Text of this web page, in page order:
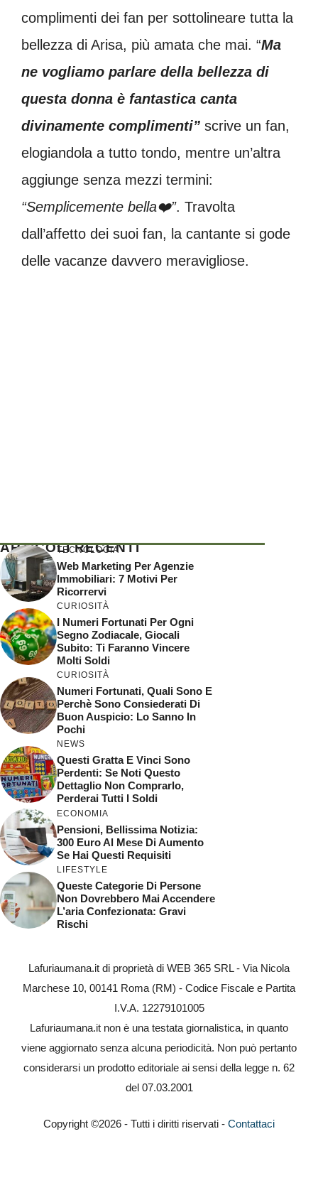
complimenti dei fan per sottolineare tutta la
bellezza di Arisa, più amata che mai. “Ma
ne vogliamo parlare della bellezza di
questa donna è fantastica canta
divinamente complimenti” scrive un fan,
elogiandola a tutto tondo, mentre un’altra
aggiunge senza mezzi termini:
“Semplicemente bella❤️”. Travolta
dall’affetto dei suoi fan, la cantante si gode
delle vacanze davvero meravigliose.
ARTICOLI RECENTI
TECNOLOGIA
Web Marketing Per Agenzie
Immobiliari: 7 Motivi Per
Ricorrervi
CURIOSITÀ
I Numeri Fortunati Per Ogni
Segno Zodiacale, Giocali
Subito: Ti Faranno Vincere
Molti Soldi
CURIOSITÀ
Numeri Fortunati, Quali Sono E
Perchè Sono Consiederati Di
Buon Auspicio: Lo Sanno In
Pochi
NEWS
Questi Gratta E Vinci Sono
Perdenti: Se Noti Questo
Dettaglio Non Comprarlo,
Perderai Tutti I Soldi
ECONOMIA
Pensioni, Bellissima Notizia:
300 Euro Al Mese Di Aumento
Se Hai Questi Requisiti
LIFESTYLE
Queste Categorie Di Persone
Non Dovrebbero Mai Accendere
L’aria Confezionata: Gravi
Rischi
Lafuriaumana.it di proprietà di WEB 365 SRL - Via Nicola
Marchese 10, 00141 Roma (RM) - Codice Fiscale e Partita
I.V.A. 12279101005
Lafuriaumana.it non è una testata giornalistica, in quanto
viene aggiornato senza alcuna periodicità. Non può pertanto
considerarsi un prodotto editoriale ai sensi della legge n. 62
del 07.03.2001
Copyright ©2026 - Tutti i diritti riservati - Contattaci